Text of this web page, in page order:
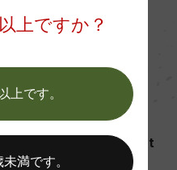
部オーク樽
、新樽比率 10%)
赤 2023
Domaine Borgeot
ドメーヌ・ボルジョ
Chassagne-Montrachet
Vieilles Vignes Rouge
上ですか？
上です。
満です。